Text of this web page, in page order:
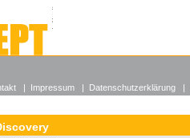
Alle offenen Fonds
Wieso Hedgefonds?
| Impressum | Datenschutzerklärung |